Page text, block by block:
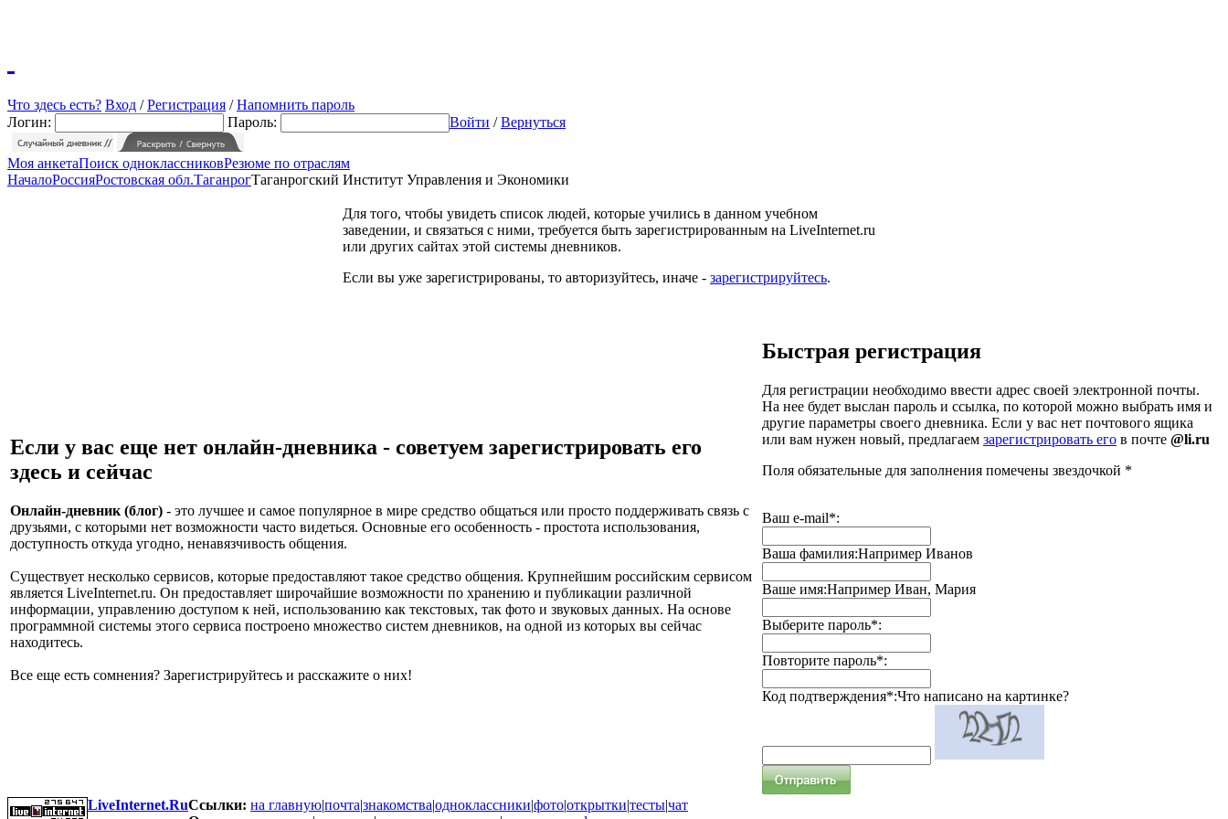
Что здесь есть? Вход /Регистрация /Напомнить пароль
Логин:
Пароль: Войти /Вернуться
Моя анкетаПоиск одноклассниковРезюме по отраслям
НачалоРоссияРостовская обл.ТаганрогТаганрогский Институт Управления и Экономики
Для того, чтобы увидеть список людей, которые учились в данном учебном
заведении, и связаться с ними, требуется быть зарегистрированным на LiveInternet.ru
или других сайтах этой системы дневников.
Если вы уже зарегистрированы, то авторизуйтесь, иначе - зарегистрируйтесь.
Если у вас еще нет онлайн-дневника - советуем зарегистрировать его
здесь и сейчас
Онлайн-дневник (блог) - это лучшее и самое популярное в мире средство общаться или просто поддерживать связь с
друзьями, с которыми нет возможности часто видеться. Основные его особенность - простота использования,
доступность откуда угодно, ненавязчивость общения.
Существует несколько сервисов, которые предоставляют такое средство общения. Крупнейшим российским сервисом
является LiveInternet.ru. Он предоставляет широчайшие возможности по хранению и публикации различной
информации, управлению доступом к ней, использованию как текстовых, так фото и звуковых данных. На основе
программной системы этого сервиса построено множество систем дневников, на одной из которых вы сейчас
находитесь.
Все еще есть сомнения? Зарегистрируйтесь и расскажите о них!
Быстрая регистрация
Для регистрации необходимо ввести адрес своей электронной почты.
На нее будет выслан пароль и ссылка, по которой можно выбрать имя и
другие параметры своего дневника. Если у вас нет почтового ящика
или вам нужен новый, предлагаем зарегистрировать его в почте @li.ru
Поля обязательные для заполнения помечены звездочкой *
Ваш e-mail*:
Ваша фамилия:Например Иванов
Ваше имя:Например Иван, Мария
Выберите пароль*:
Повторите пароль*:
Код подтверждения*:Что написано на картинке?
LiveInternet.RuСсылки: на главную|почта|знакомства|одноклассники|фото|открытки|тесты|чат